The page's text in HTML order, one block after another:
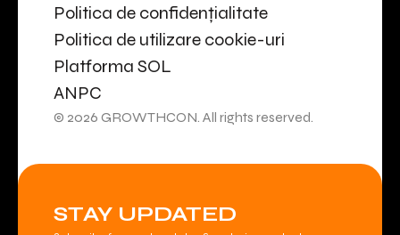
Politica de confidențialitate
Politica de utilizare cookie-uri
Platforma SOL
ANPC
© 2026 GROWTHCON. All rights reserved.
STAY UPDATED